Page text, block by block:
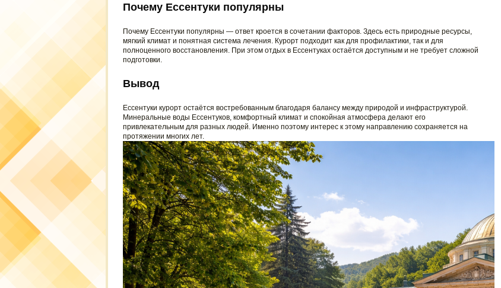
Почему Ессентуки популярны
Почему Ессентуки популярны — ответ кроется в сочетании факторов. Здесь есть природные ресурсы,
мягкий климат и понятная система лечения. Курорт подходит как для профилактики, так и для
полноценного восстановления. При этом отдых в Ессентуках остаётся доступным и не требует сложной
подготовки.
Вывод
Ессентуки курорт остаётся востребованным благодаря балансу между природой и инфраструктурой.
Минеральные воды Ессентуков, комфортный климат и спокойная атмосфера делают его
привлекательным для разных людей. Именно поэтому интерес к этому направлению сохраняется на
протяжении многих лет.